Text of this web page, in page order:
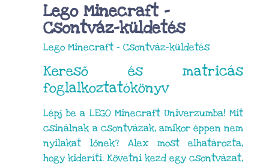
Lego Minecraft –
Csontváz-küldetés
Lego Minecraft – Csontváz-küldetés
Kereső és matricás
foglalkoztatókönyv
Lépj be a LEGO Minecraft Univerzumba! Mit
csinálnak a csontvázak, amikor éppen nem
nyilakat lőnek? Alex most elhatározta,
hogy kideríti. Követni kezd egy csontvázat,